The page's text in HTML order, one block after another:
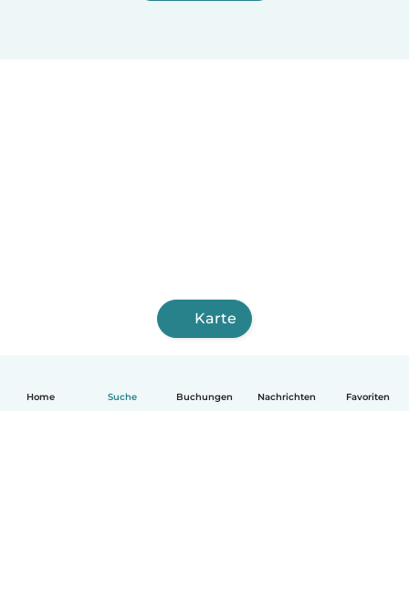
Home Suche Buchungen Nachrichten Favoriten
Karte